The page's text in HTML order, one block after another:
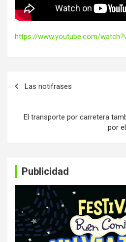
https://www.youtube.com/
Las notifrases
El transporte por carretera
por
Publicidad